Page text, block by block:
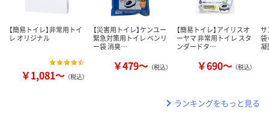
【簡易トイレ】非常用トイ
レ オリジナル
￥1,081～ （税込）
【災害用トイレ】ケンユー
緊急対策用トイレ ベンリ
ー袋 消臭…
￥479～ （税込）
【簡易トイレ】アイリスオ
ーヤマ 非常用トイレ スタ
ンダードタ…
￥690～ （税込）
袋
凝
ランキングをもっと見る